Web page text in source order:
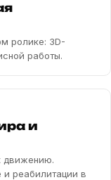
ролике: 3D-
работы.
и
движению.
и реабилитации в